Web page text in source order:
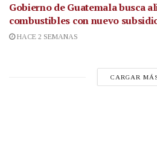
Gobierno de Guatemala busca
combustibles con nuevo
HACE 2 SEMANAS
CARGAR